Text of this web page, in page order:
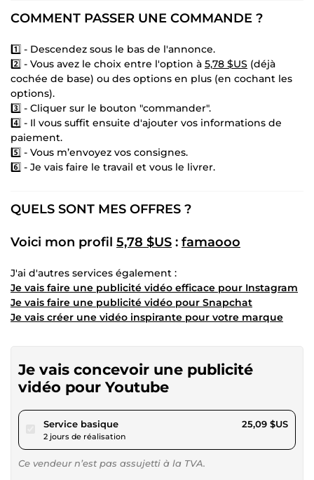
COMMENT PASSER UNE COMMANDE ?
1️⃣ - Descendez sous le bas de l'annonce.
2️⃣ - Vous avez le choix entre l'option à 5,78 $US (déjà
cochée de base) ou des options en plus (en cochant les
options).
3️⃣ - Cliquer sur le bouton "commander".
4️⃣ - Il vous suffit ensuite d'ajouter vos informations de
paiement.
5️⃣ - Vous m’envoyez vos consignes.
6️⃣ - Je vais faire le travail et vous le livrer.
QUELS SONT MES OFFRES ?
Voici mon profil 5,78 $US : famaooo
J'ai d'autres services également :
Je vais faire une publicité vidéo efficace pour Instagram
Je vais faire une publicité vidéo pour Snapchat
Je vais créer une vidéo inspirante pour votre marque
Je vais concevoir une publicité
vidéo pour Youtube
Service basiquepour 23,12 $US
2 jours de réalisation
25,09 $US
Ce vendeur n’est pas assujetti à la TVA.